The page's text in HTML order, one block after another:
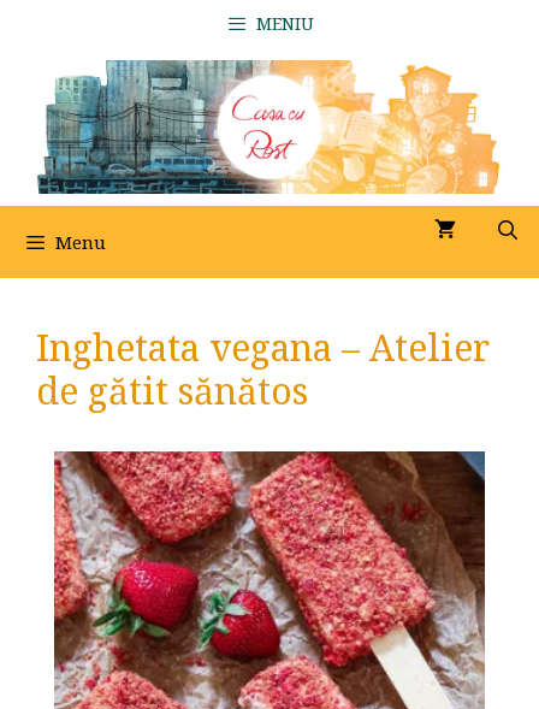
conținut
MENIU
Menu
Inghetata vegana – Atelier
de gătit sănătos